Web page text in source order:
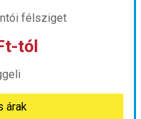
Ft-tól
árak
félsziget
tól
árak